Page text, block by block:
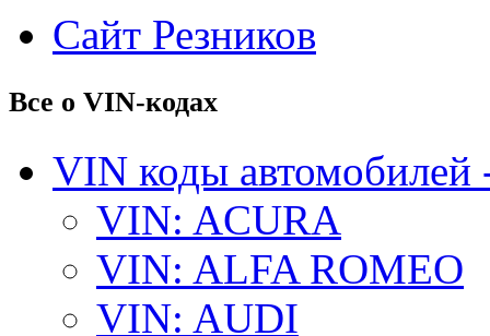
Сайт Резников
Все о VIN-кодах
VIN коды автомобилей
VIN: ACURA
VIN: ALFA ROMEO
VIN: AUDI